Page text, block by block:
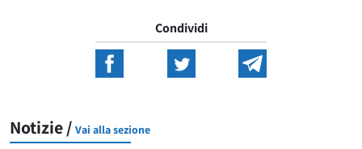
Condividi
Notizie / Vai alla sezione